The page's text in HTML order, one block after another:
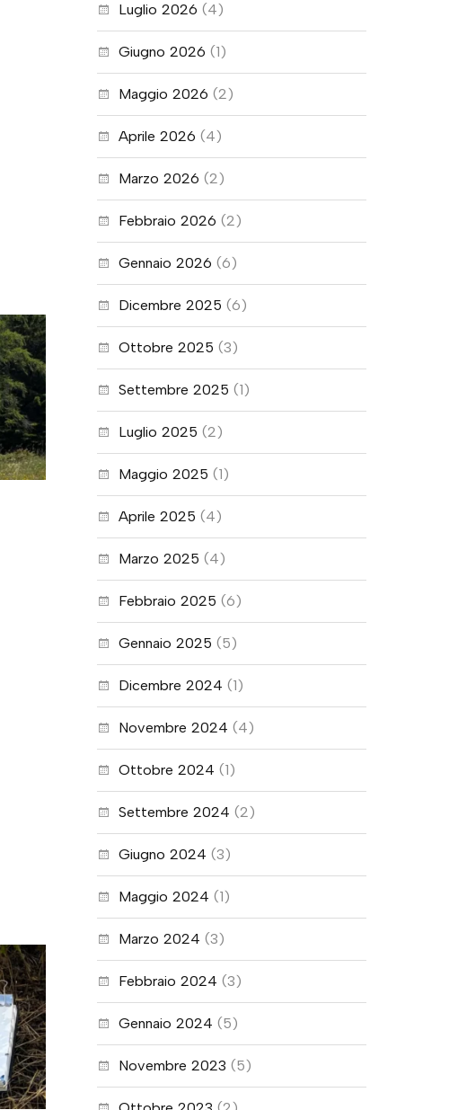
Luglio 2026 (4)
Giugno 2026 (1)
Maggio 2026 (2)
Aprile 2026 (4)
Marzo 2026 (2)
Febbraio 2026 (2)
Gennaio 2026 (6)
Dicembre 2025 (6)
Ottobre 2025 (3)
Settembre 2025 (1)
Luglio 2025 (2)
Maggio 2025 (1)
Aprile 2025 (4)
Marzo 2025 (4)
Febbraio 2025 (6)
Gennaio 2025 (5)
Dicembre 2024 (1)
Novembre 2024 (4)
Ottobre 2024 (1)
Settembre 2024 (2)
Giugno 2024 (3)
Maggio 2024 (1)
Marzo 2024 (3)
Febbraio 2024 (3)
Gennaio 2024 (5)
Novembre 2023 (5)